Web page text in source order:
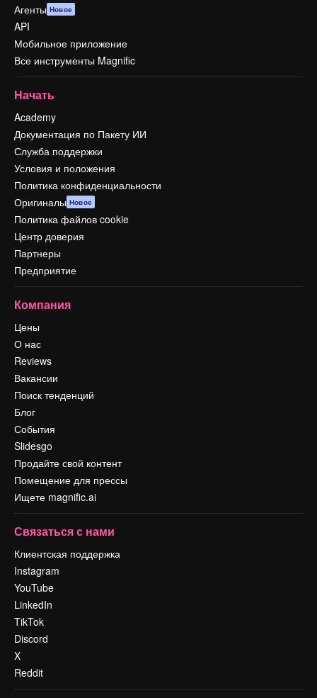
Агенты Новое
API
Мобильное приложение
Все инструменты Magnific
Начать
Academy
Документация по Пакету ИИ
Служба поддержки
Условия и положения
Политика конфиденциальности
Оригиналы Новое
Политика файлов cookie
Центр доверия
Партнеры
Предприятие
Компания
Цены
О нас
Reviews
Вакансии
Поиск тенденций
Блог
События
Slidesgo
Продайте свой контент
Помещение для прессы
Ищете magnific.ai
Связаться с нами
Клиентская поддержка
Instagram
YouTube
LinkedIn
TikTok
Discord
X
Reddit